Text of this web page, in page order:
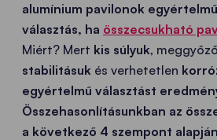
alumínium pavilonok
választás, ha összecsukható
Miért? Mert kis súlyuk,
stabilitásuk és verhetetlen
egyértelmű választást
Összehasonlításunkban az
a következő 4 szempont